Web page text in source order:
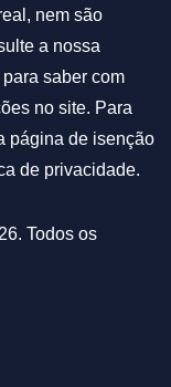
nem são
a nossa
saber com
no site. Para
página de isenção
de privacidade.
Todos os